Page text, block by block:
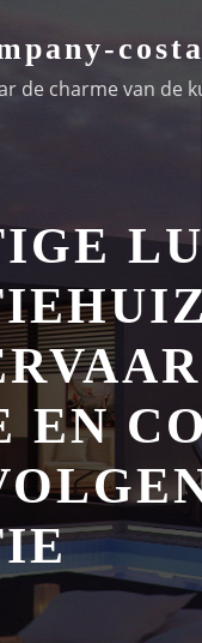
de charme van de
EN